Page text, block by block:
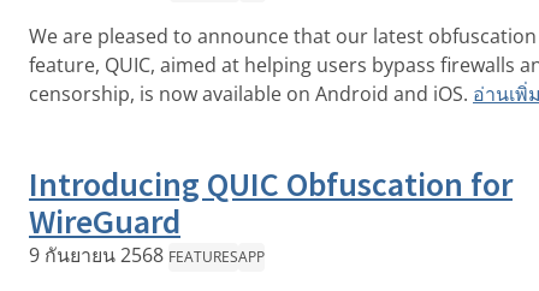
We are pleased to announce that our latest obfuscation
feature, QUIC, aimed at helping users bypass firewalls
censorship, is now available on Android and iOS. อ่านเพิ่
Introducing QUIC Obfuscation for
WireGuard
9 กันยายน 2568 FEATURESAPP